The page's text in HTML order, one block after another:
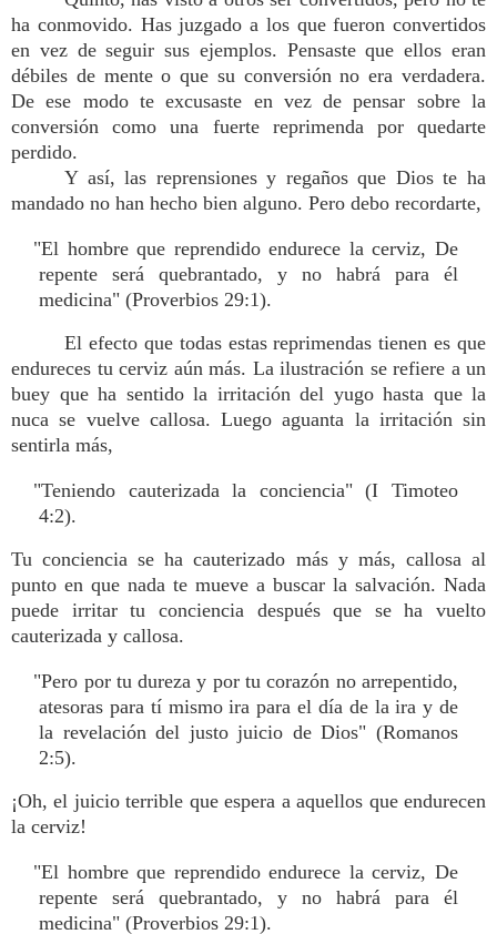
ha conmovido. Has juzgado a los que fueron convertidos
en vez de seguir sus ejemplos. Pensaste que ellos eran
débiles de mente o que su conversión no era verdadera.
De ese modo te excusaste en vez de pensar sobre la
conversión como una fuerte reprimenda por quedarte
perdido.
Y así, las reprensiones y regaños que Dios te ha
mandado no han hecho bien alguno. Pero debo recordarte,
"El hombre que reprendido endurece la cerviz, De
repente será quebrantado, y no habrá para él
medicina" (Proverbios 29:1).
El efecto que todas estas reprimendas tienen es que
endureces tu cerviz aún más. La ilustración se refiere a un
buey que ha sentido la irritación del yugo hasta que la
nuca se vuelve callosa. Luego aguanta la irritación sin
sentirla más,
"Teniendo cauterizada la conciencia" (I Timoteo
4:2).
Tu conciencia se ha cauterizado más y más, callosa al
punto en que nada te mueve a buscar la salvación. Nada
puede irritar tu conciencia después que se ha vuelto
cauterizada y callosa.
"Pero por tu dureza y por tu corazón no arrepentido,
atesoras para tí mismo ira para el día de la ira y de
la revelación del justo juicio de Dios" (Romanos
2:5).
¡Oh, el juicio terrible que espera a aquellos que endurecen
la cerviz!
"El hombre que reprendido endurece la cerviz, De
repente será quebrantado, y no habrá para él
medicina" (Proverbios 29:1).